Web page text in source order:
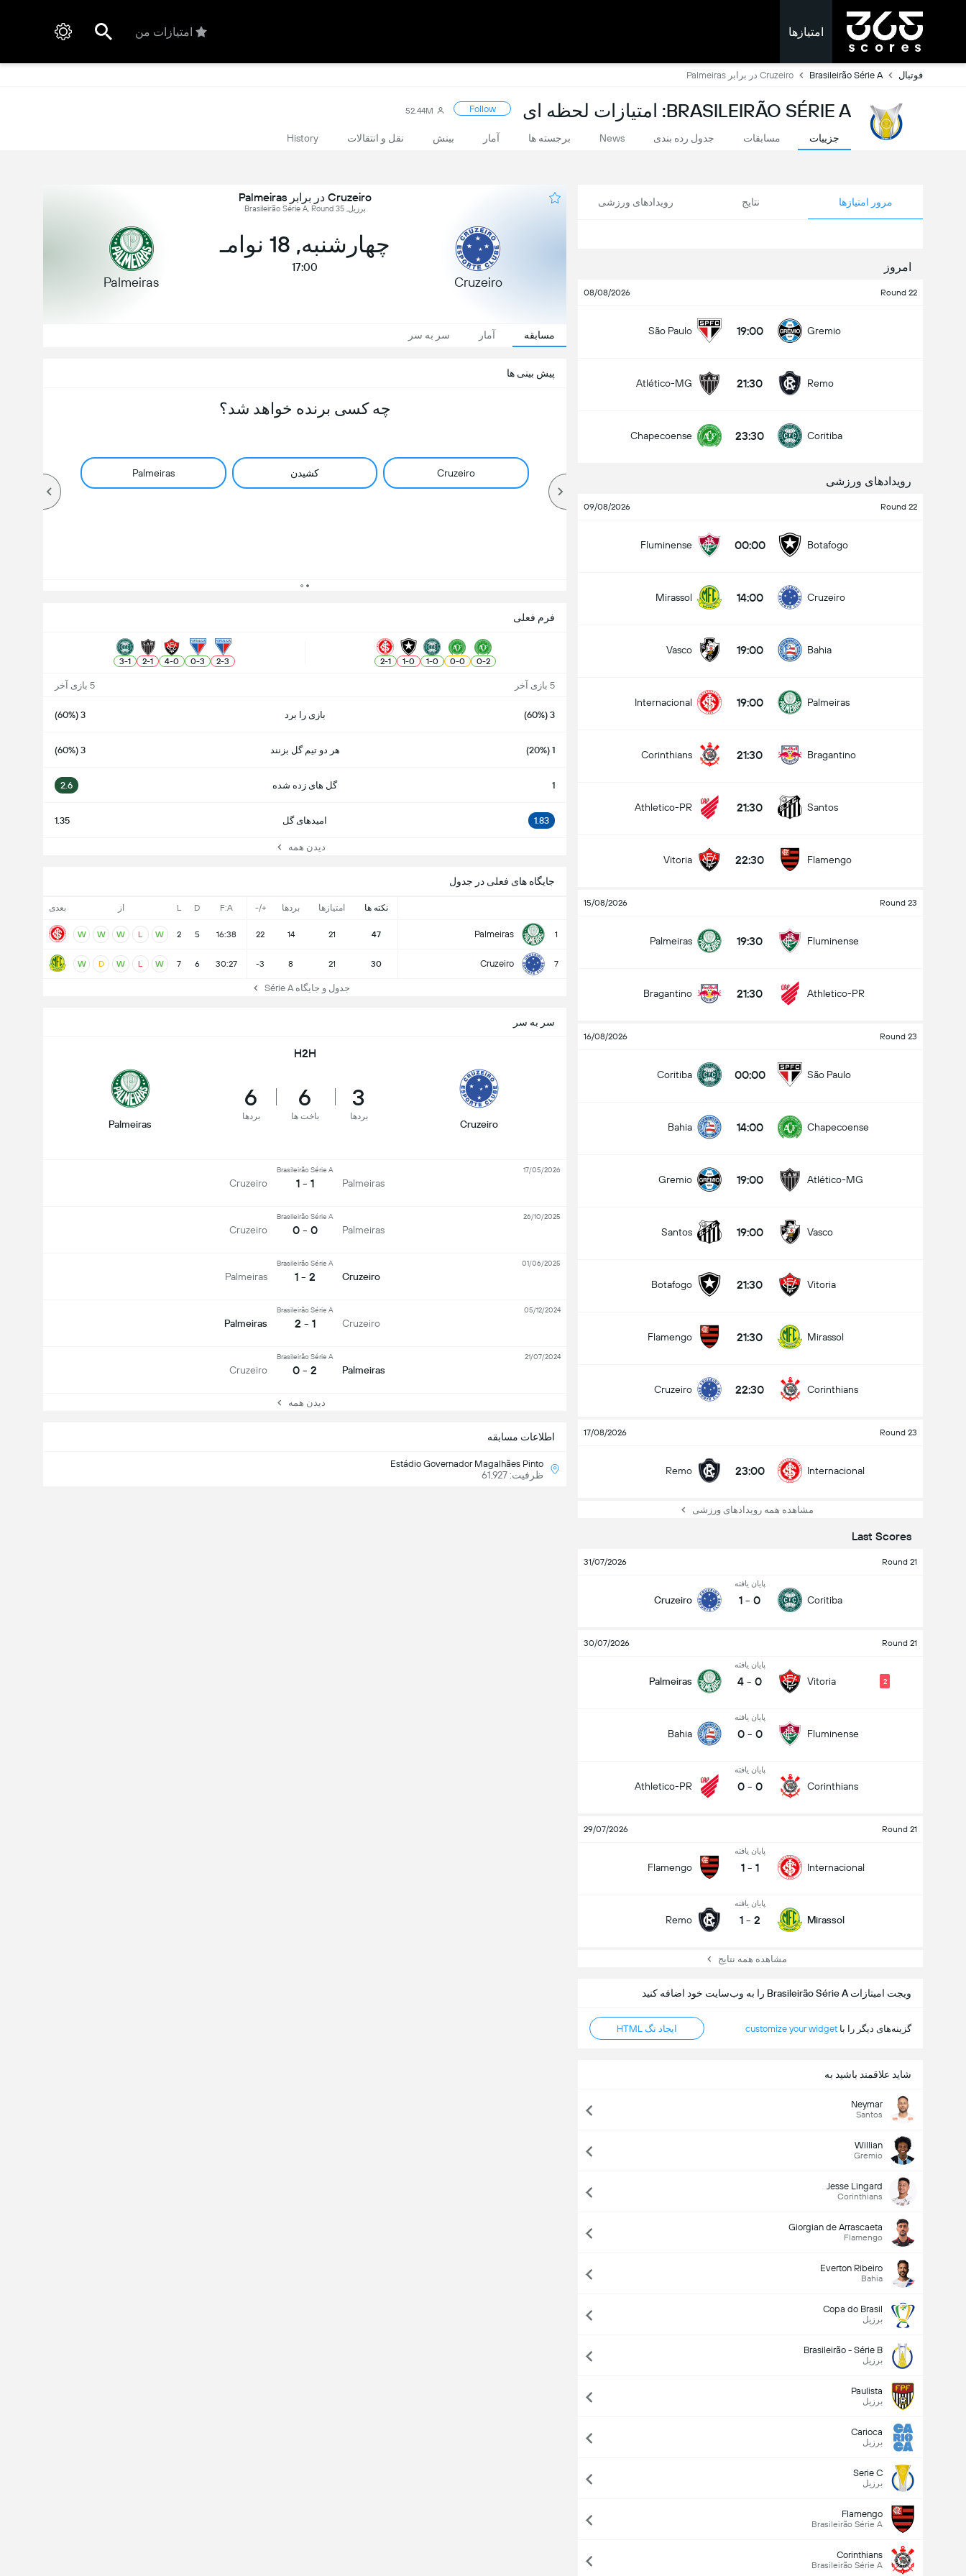
امتیازها امتیازات من
فوتبال Brasileirão Série A Cruzeiro در برابر Palmeiras
BRASILEIRÃO SÉRIE A: امتیازات لحظه ای Follow
52.44M
جزییات مسابقات جدول رده بندی News برجسته ها آمار بینش نقل و انتقالات History
مرور امتیازها نتایج رویدادهای ورزشی
امروز
Round 22
08/08/2026
Gremio
19:00
São Paulo
Remo
21:30
Atlético-MG
Coritiba
23:30
Chapecoense
رویدادهای ورزشی
Round 22
09/08/2026
Botafogo
00:00
Fluminense
Cruzeiro
14:00
Mirassol
Bahia
19:00
Vasco
Palmeiras
19:00
Internacional
Bragantino
21:30
Corinthians
Santos
21:30
Athletico-PR
Flamengo
22:30
Vitoria
Round 23
15/08/2026
Fluminense
19:30
Palmeiras
Athletico-PR
21:30
Bragantino
Round 23
16/08/2026
São Paulo
00:00
Coritiba
Chapecoense
14:00
Bahia
Atlético-MG
19:00
Gremio
Vasco
19:00
Santos
Vitoria
21:30
Botafogo
Mirassol
21:30
Flamengo
Corinthians
22:30
Cruzeiro
Round 23
17/08/2026
Internacional
23:00
Remo
مشاهده همه رویدادهای ورزشی
Last Scores
Round 21
31/07/2026
Coritiba
پایان یافته
0
-
1
Cruzeiro
Round 21
30/07/2026
Vitoria 2
پایان یافته
0
-
4
Palmeiras
Fluminense
پایان یافته
0
-
0
Bahia
Corinthians
پایان یافته
0
-
0
Athletico-PR
Round 21
29/07/2026
Internacional
پایان یافته
1
-
1
Flamengo
Mirassol
پایان یافته
2
-
1
Remo
مشاهده همه نتایج
ویجت امیتازات Brasileirão Série A را به وب‌سایت خود اضافه کنید
گزینه‌های دیگر را با customize your widget ایجاد تگ HTML
شاید علاقمند باشید به
Neymar
Santos
Willian
Gremio
Jesse Lingard
Corinthians
Giorgian de Arrascaeta
Flamengo
Everton Ribeiro
Bahia
Copa do Brasil
برزیل
Brasileirão - Série B
برزیل
Paulista
برزیل
Carioca
برزیل
Serie C
برزیل
Flamengo
Brasileirão Série A
Corinthians
Brasileirão Série A
Cruzeiro در برابر Palmeiras
برزیل, Brasileirão Série A, Round 35
Cruzeiro
چهارشنبه, 18 نوامـ
17:00
Palmeiras
مسابقه آمار سر به سر
پیش بینی ها
چه کسی برنده خواهد شد؟
Cruzeiro کشیدن Palmeiras
فرم فعلی
2
-
0
0
-
0
0
-
1
0
-
1
1
-
2
3
-
2
3
-
0
0
-
4
1
-
2
1
-
3
5 بازی آخر 5 بازی آخر
3 (60%) بازی را برد 3 (60%)
1 (20%) هر دو تیم گل بزنند 3 (60%)
1 گل های زده شده 2.6
1.83 امیدهای گل 1.35
دیدن همه
جایگاه های فعلی در جدول
نکته ها امتیازها بردها +/-
F:A
D
L از بعدی
1
Palmeiras
47
21
14
22
16:38
5
2
W
L
W
W
W
7
Cruzeiro
30
21
8
-3
30:27
6
7
W
L
W
D
W
جدول و جایگاه Série A
اطلاعات مسابقه
Estádio Governador Magalhães Pinto
ظرفیت: 61,927
سر به سر
H2H
Cruzeiro
3
بردها
6
باخت ها
6
بردها
Palmeiras
Palmeiras
Brasileirão Série A
1 - 1
Cruzeiro
17/05/2026
Palmeiras
Brasileirão Série A
0 - 0
Cruzeiro
26/10/2025
Cruzeiro
Brasileirão Série A
2 - 1
Palmeiras
01/06/2025
Cruzeiro
Brasileirão Série A
1 - 2
Palmeiras
05/12/2024
Palmeiras
Brasileirão Série A
2 - 0
Cruzeiro
21/07/2024
دیدن همه